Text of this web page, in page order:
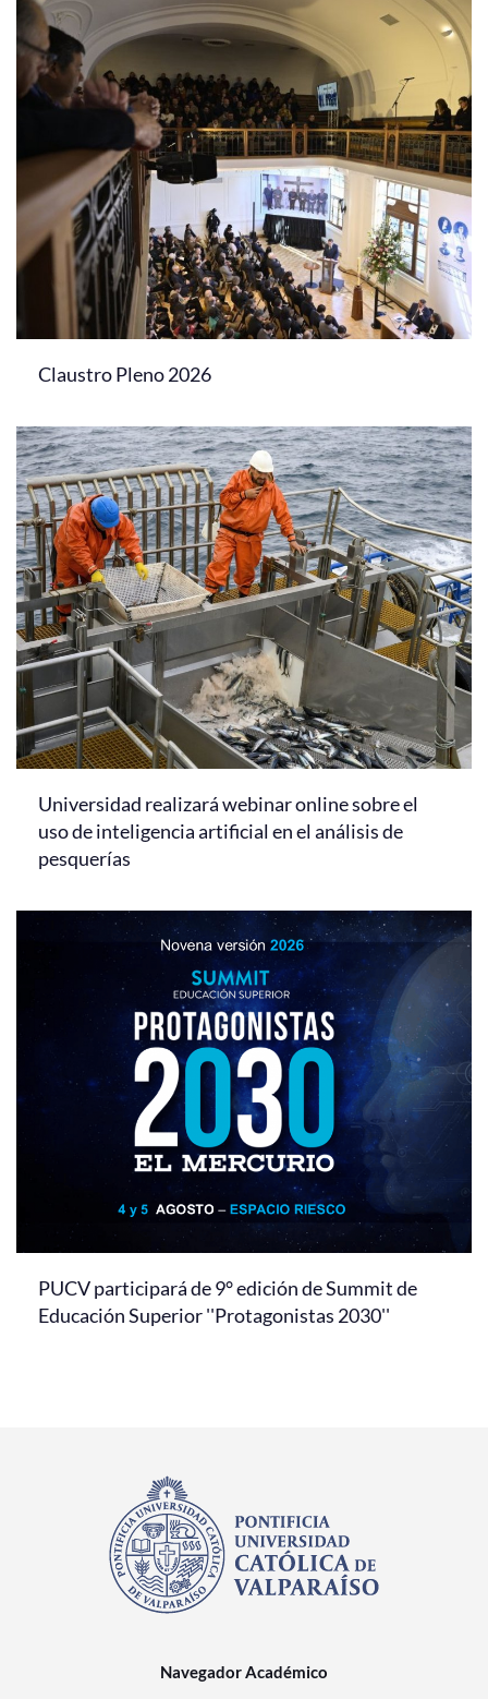
Claustro Pleno 2026
Universidad realizará webinar online sobre el
uso de inteligencia artificial en el análisis de
pesquerías
PUCV participará de 9° edición de Summit de
Educación Superior ''Protagonistas 2030''
Navegador Académico